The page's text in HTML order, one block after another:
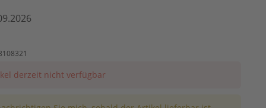
derzeit nicht verfügbar